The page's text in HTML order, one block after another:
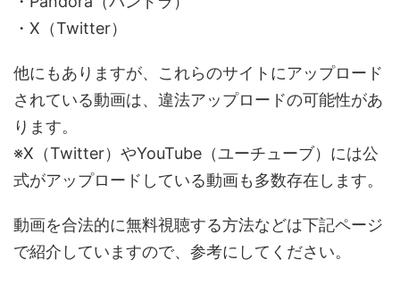
・X（Twitter）
他にもありますが、これらのサイトにアップロード
されている動画は、違法アップロードの可能性があ
ります。
※X（Twitter）やYouTube（ユーチューブ）には公
式がアップロードしている動画も多数存在します。
動画を合法的に無料視聴する方法などは下記ページ
で紹介していますので、参考にしてください。